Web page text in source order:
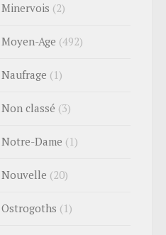
Minervois (2)
Moyen-Age (492)
Naufrage (1)
Non classé (3)
Notre-Dame (1)
Nouvelle (20)
Ostrogoths (1)